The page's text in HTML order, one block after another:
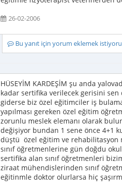
26-02-2006
Bu yanıt için yorum eklemek
HÜSEYİM KARDEŞİM şu anda
kadar sertifika verilecek gerisini sen
giderse biz özel eğitimciler iş
yapılması gereken özel eğitim
zorunlu meslek elemanı olarak
değişiyor bundan 1 sene önce 4+1
düştü özel eğitim ve rehabilitasyon
sınıf öğretmenlerine gün doğdu
sertifika alan sınıf öğretmenleri
ziraat mühendislerinden sınıf
eğitinmle doktor olurlarsa hiç